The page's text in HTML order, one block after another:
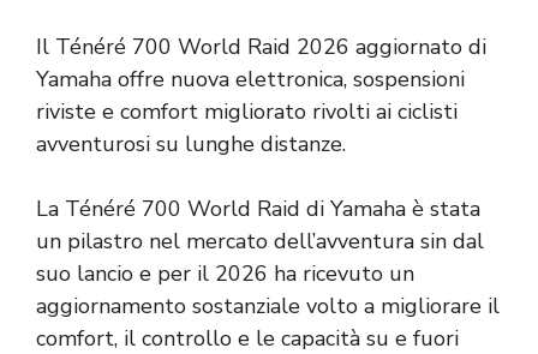
Il Ténéré 700 World Raid 2026 aggiornato di
Yamaha offre nuova elettronica, sospensioni
riviste e comfort migliorato rivolti ai ciclisti
avventurosi su lunghe distanze.
La Ténéré 700 World Raid di Yamaha è stata
un pilastro nel mercato dell’avventura sin dal
suo lancio e per il 2026 ha ricevuto un
aggiornamento sostanziale volto a migliorare il
comfort, il controllo e le capacità su e fuori